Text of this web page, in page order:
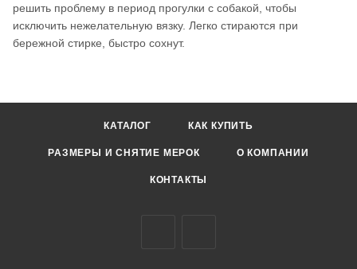
решить проблему в период прогулки с собакой, чтобы
исключить нежелательную вязку. Легко стираются при
бережной стирке, быстро сохнут.
КАТАЛОГ КАК КУПИТЬ
РАЗМЕРЫ И СНЯТИЕ МЕРОК О КОМПАНИИ
КОНТАКТЫ